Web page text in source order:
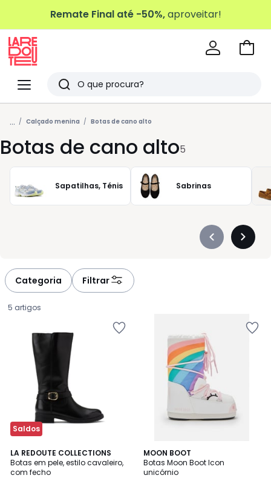
Remate Final até -50%,aproveitar!
Menu
Redoute
Pesquisar
Últimos
artigos
vistos
Ir
... Calçado menina Botas de cano alto
Botas de cano alto5
Sapatilhas, Ténis Sabrinas
Précédent
Categoria Filtrar
5 artigos
Saldos
LA REDOUTE COLLECTIONS
Botas em pele, estilo cavaleiro,
com fecho
4,4
/ 5
2
Cores
MOON BOOT
Botas Moon Boot Icon
unicórnio